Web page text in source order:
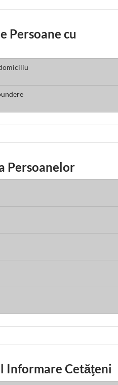
Persoane cu
Persoanelor
Informare Cetăţeni